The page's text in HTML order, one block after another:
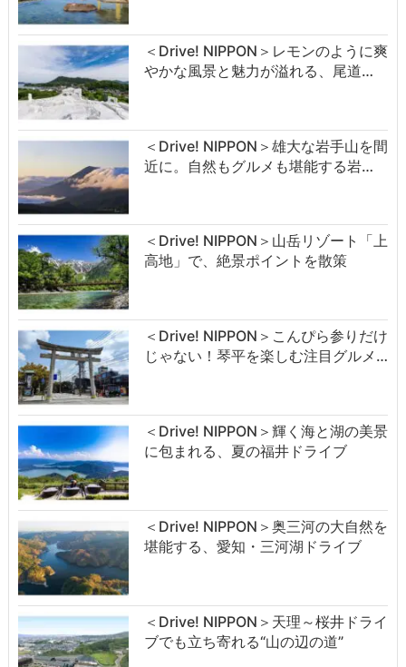
＜Drive! NIPPON＞レモンのように爽
やかな風景と魅力が溢れる、尾道…
＜Drive! NIPPON＞雄大な岩手山を間
近に。自然もグルメも堪能する岩…
＜Drive! NIPPON＞山岳リゾート「上
高地」で、絶景ポイントを散策
＜Drive! NIPPON＞こんぴら参りだけ
じゃない！琴平を楽しむ注目グルメ…
＜Drive! NIPPON＞輝く海と湖の美景
に包まれる、夏の福井ドライブ
＜Drive! NIPPON＞奥三河の大自然を
堪能する、愛知・三河湖ドライブ
＜Drive! NIPPON＞天理～桜井ドライ
ブでも立ち寄れる“山の辺の道”